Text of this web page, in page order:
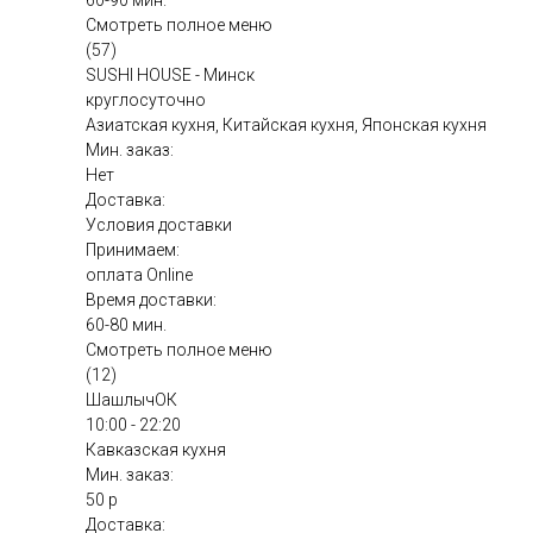
Смотреть полное меню
(57)
SUSHI HOUSE - Минск
круглосуточно
Азиатская кухня, Китайская кухня, Японская кухня
Мин. заказ:
Нет
Доставка:
Условия доставки
Принимаем:
оплата Online
Время доставки:
60-80 мин.
Смотреть полное меню
(12)
ШашлычОК
10:00 - 22:20
Кавказская кухня
Мин. заказ:
50 р
Доставка: